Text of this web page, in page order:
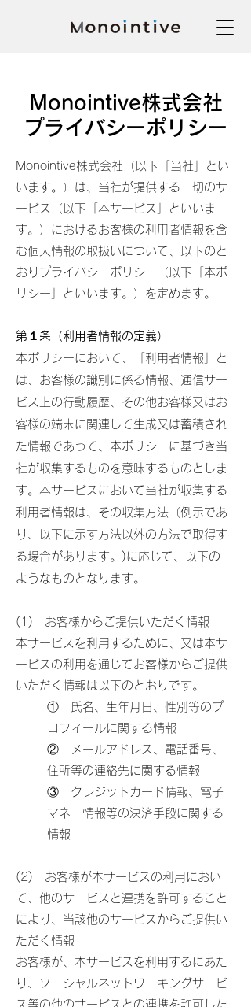
Monointive株式会社
プライバシーポリシー
Monointive株式会社（以下「当社」とい
います。）は、当社が提供する一切のサ
ービス（以下「本サービス」といいま
す。）におけるお客様の利用者情報を含
む個人情報の取扱いについて、以下のと
おりプライバシーポリシー（以下「本ポ
リシー」といいます。）を定めます。
第１条（利用者情報の定義）
本ポリシーにおいて、「利用者情報」と
は、お客様の識別に係る情報、通信サー
ビス上の行動履歴、その他お客様又はお
客様の端末に関連して生成又は蓄積され
た情報であって、本ポリシーに基づき当
社が収集するものを意味するものとしま
す。本サービスにおいて当社が収集する
利用者情報は、その収集方法（例示であ
り、以下に示す方法以外の方法で取得す
る場合があります。)に応じて、以下の
ようなものとなります。
(1) お客様からご提供いただく情報
本サービスを利用するために、又は本サ
ービスの利用を通じてお客様からご提供
いただく情報は以下のとおりです。
① 氏名、生年月日、性別等のプ
ロフィールに関する情報
② メールアドレス、電話番号、
住所等の連絡先に関する情報
③ クレジットカード情報、電子
マネー情報等の決済手段に関する
情報
(2) お客様が本サービスの利用におい
て、他のサービスと連携を許可すること
により、当該他のサービスからご提供い
ただく情報
お客様が、本サービスを利用するにあた
り、ソーシャルネットワーキングサービ
ス等の他のサービスとの連携を許可した